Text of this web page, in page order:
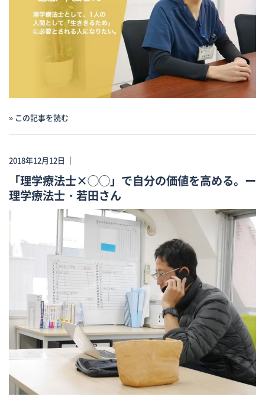
» この記事を読む
2018年12月12日 ｜
「理学療法士×◯◯」で自分の価値を高める。ー
理学療法士・若田さん